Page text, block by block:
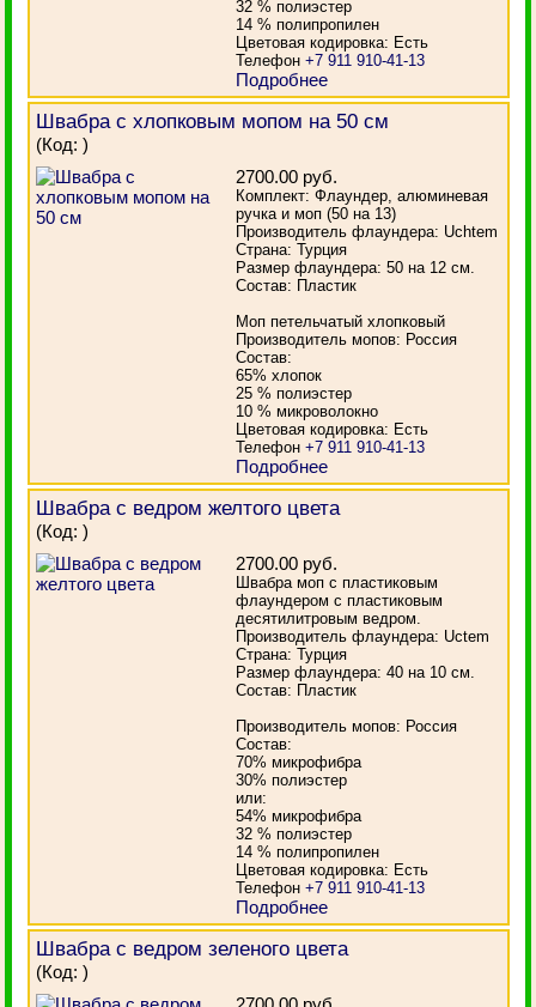
32 % полиэстер
14 % полипропилен
Цветовая кодировка: Есть
Телефон+7 911 910-41-13
Подробнее
Швабра с хлопковым мопом на 50 см
(Код:)
2700.00 руб.
Комплект: Флаундер, алюминевая
ручка и моп (50 на 13)
Производитель флаундера: Uchtem
Страна: Турция
Размер флаундера: 50 на 12 см.
Состав: Пластик
Моп петельчатый хлопковый
Производитель мопов: Россия
Состав:
65% хлопок
25 % полиэстер
10 % микроволокно
Цветовая кодировка: Есть
Телефон+7 911 910-41-13
Подробнее
Швабра с ведром желтого цвета
(Код:)
2700.00 руб.
Швабра моп с пластиковым
флаундером с пластиковым
десятилитровым ведром.
Производитель флаундера: Uctem
Страна: Турция
Размер флаундера: 40 на 10 см.
Состав: Пластик
Производитель мопов: Россия
Состав:
70% микрофибра
30% полиэстер
или:
54% микрофибра
32 % полиэстер
14 % полипропилен
Цветовая кодировка: Есть
Телефон+7 911 910-41-13
Подробнее
Швабра с ведром зеленого цвета
(Код:)